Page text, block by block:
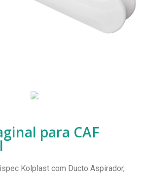
para CAF
Kolplast com Ducto Aspirador,